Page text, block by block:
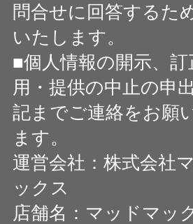
問合せに回答するた
いたします。
■個人情報の開示、
用・提供の中止の申
記までご連絡をお願
ます。
運営会社：株式会社
ックス
店舗名：マッドマッ